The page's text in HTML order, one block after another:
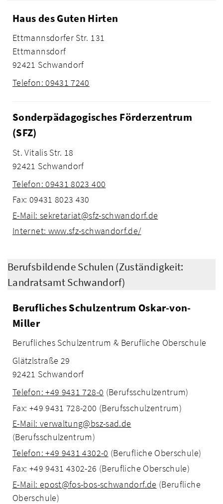
Haus des Guten Hirten
Ettmannsdorfer Str. 131
Ettmannsdorf
92421 Schwandorf
Telefon: 09431 7240
Sonderpädagogisches Förderzentrum
(SFZ)
St. Vitalis Str. 18
92421 Schwandorf
Telefon: 09431 8023 400
Fax: 09431 8023 430
E-Mail: sekretariat@sfz-schwandorf.de
Internet: www.sfz-schwandorf.de/
Berufsbildende Schulen (Zuständigkeit:
Landratsamt Schwandorf)
Berufliches Schulzentrum Oskar-von-
Miller
Berufliches Schulzentrum & Berufliche Oberschule
Glätzlstraße 29
92421 Schwandorf
Telefon: +49 9431 728-0 (Berufsschulzentrum)
Fax: +49 9431 728-200 (Berufsschulzentrum)
E-Mail: verwaltung@bsz-sad.de
(Berufsschulzentrum)
Telefon: +49 9431 4302-0 (Berufliche Oberschule)
Fax: +49 9431 4302-26 (Berufliche Oberschule)
E-Mail: epost@fos-bos-schwandorf.de (Berufliche
Oberschule)